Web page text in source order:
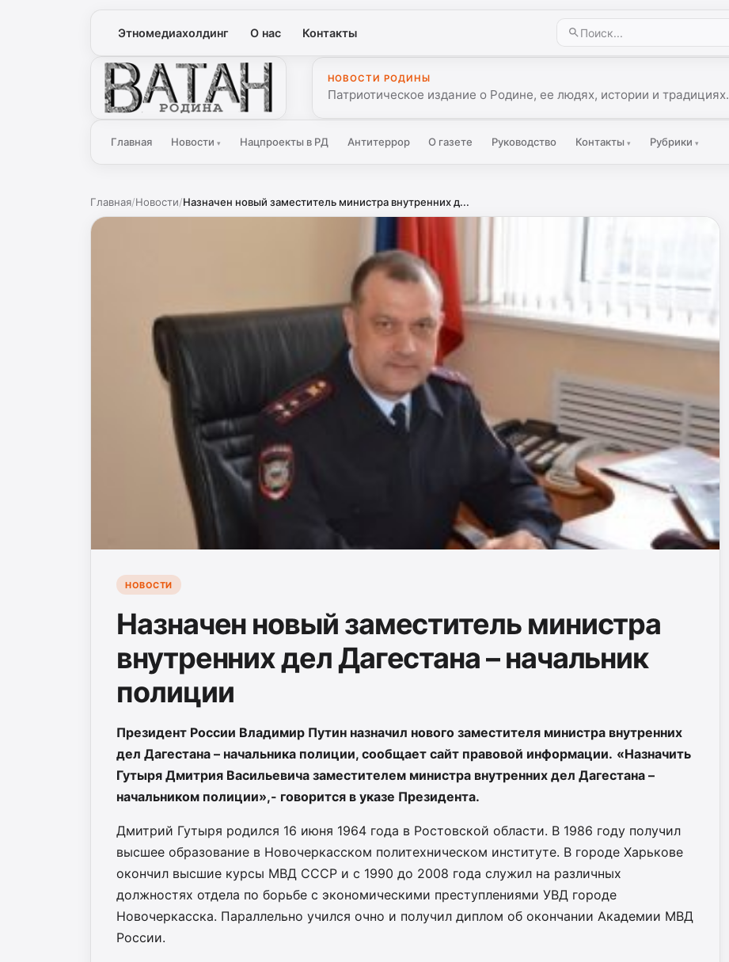
Этномедиахолдинг О нас Контакты
Ватан
НОВОСТИ РОДИНЫ
Патриотическое издание о Родине, ее людях, истории и традициях.
Главная Новости▾ Нацпроекты в РД Антитеррор О газете Руководство Контакты ▾ Рубрики ▾
Главная/Новости/Назначен новый заместитель министра внутренних д...
НОВОСТИ
Назначен новый заместитель министра
внутренних дел Дагестана – начальник
полиции
Президент России Владимир Путин назначил нового заместителя министра внутренних
дел Дагестана – начальника полиции, сообщает сайт правовой информации. «Назначить
Гутыря Дмитрия Васильевича заместителем министра внутренних дел Дагестана –
начальником полиции»,- говорится в указе Президента.
Дмитрий Гутыря родился 16 июня 1964 года в Ростовской области. В 1986 году получил
высшее образование в Новочеркасском политехническом институте. В городе Харькове
окончил высшие курсы МВД СССР и с 1990 до 2008 года служил на различных
должностях отдела по борьбе с экономическими преступлениями УВД городе
Новочеркасска. Параллельно учился очно и получил диплом об окончании Академии МВД
России.